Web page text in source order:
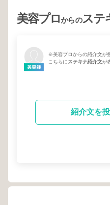
それが先祖への供養にもつながる」でした
たしかに、ずっと「家族の中で自分だけ幸
ていたんだなぁ～って、
一番見てみぬふりしてきた自分の心持ちに
たことにホントに感謝です(;_;)
美容プロからのステ
※美容プロからの紹介文が
こちらにステキナ紹介文が
紹介文を